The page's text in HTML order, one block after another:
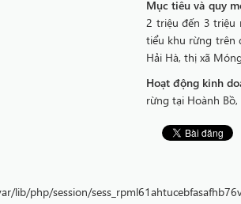
Mục tiêu và quy
2 triệu đến 3 triệu
tiểu khu rừng trên
Hải Hà, thị xã
Hoạt động kinh
rừng tại Hoành
lib/php/session/